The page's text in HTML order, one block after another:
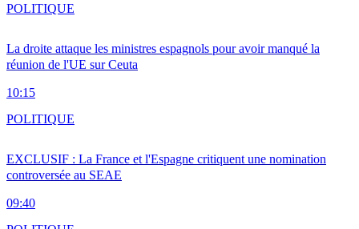
La droite attaque les ministres espagnols pour avoir manqué la
réunion de l'UE sur Ceuta
10:15
POLITIQUE
EXCLUSIF : La France et l'Espagne critiquent une nomination
controversée au SEAE
09:40
POLITIQUE